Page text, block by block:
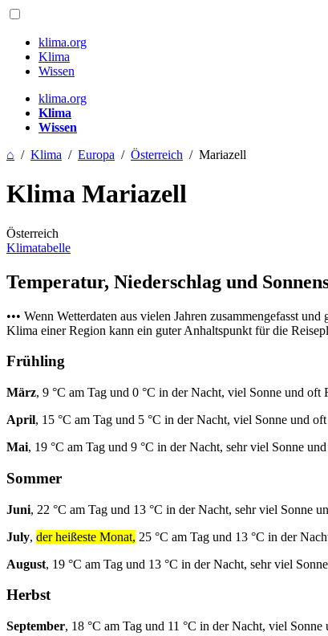
klima.org
Klima
Wissen
klima.org
Klima
Wissen
⌂ / Klima / Europa / Österreich / Mariazell
Klima Mariazell
Österreich
Klimatabelle
Temperatur, Niederschlag und
••• Wenn Wetterdaten aus vielen Jahren zusammengefasst
Klima einer Region kann ein guter Anhaltspunkt für die
Frühling
März, 9 °C am Tag und 0 °C in der Nacht, viel Sonne und oft
April, 15 °C am Tag und 5 °C in der Nacht, viel Sonne und
Mai, 19 °C am Tag und 9 °C in der Nacht, sehr viel Sonne
Sommer
Juni, 22 °C am Tag und 13 °C in der Nacht, sehr viel Sonne
July, der heißeste Monat, 25 °C am Tag und 13 °C in der
August, 19 °C am Tag und 13 °C in der Nacht, sehr viel
Herbst
September, 18 °C am Tag und 11 °C in der Nacht, viel Sonne